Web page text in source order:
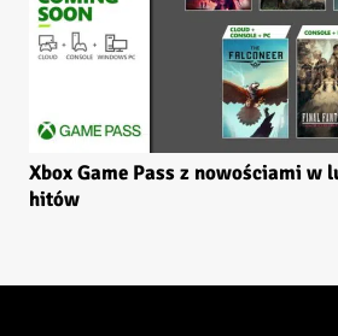
Xbox Game Pass z nowościami w
hitów